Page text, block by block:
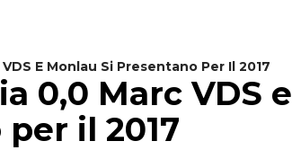
E Monlau Si Presentano Per Il 2017
0,0 Marc VDS e
il 2017